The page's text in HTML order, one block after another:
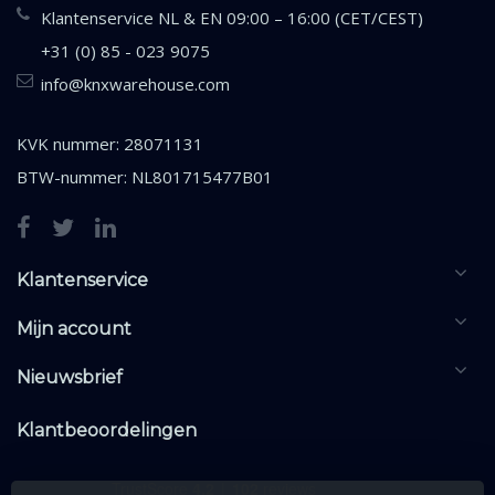
Klantenservice NL & EN 09:00 – 16:00 (CET/CEST)
+31 (0) 85 - 023 9075
info@knxwarehouse.com
KVK nummer: 28071131
BTW-nummer: NL801715477B01
Klantenservice
Mijn account
Nieuwsbrief
Klantbeoordelingen